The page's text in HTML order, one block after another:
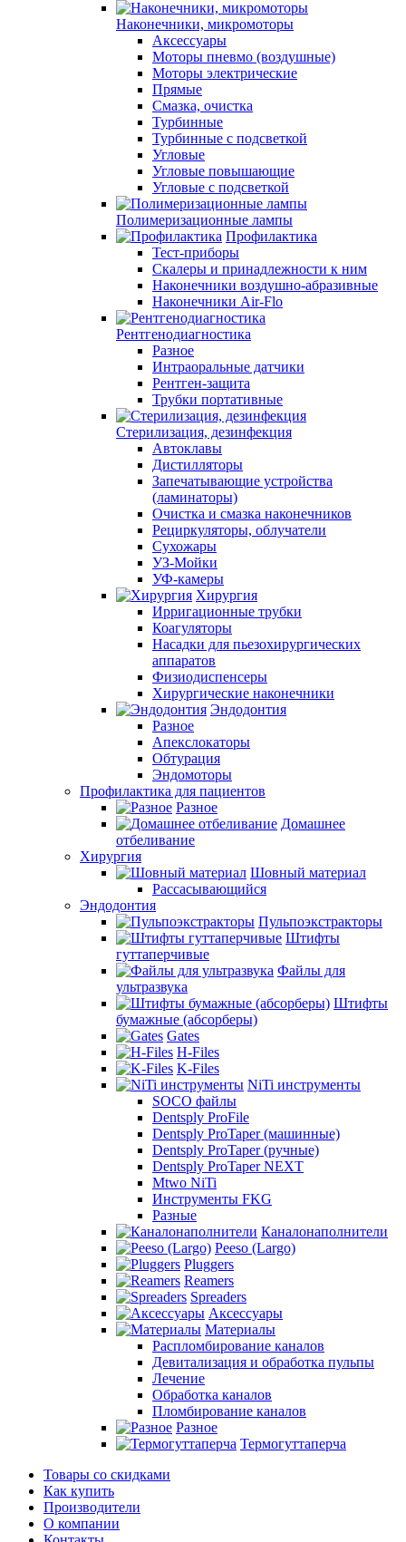
Наконечники, микромоторы
Аксессуары
Моторы пневмо (воздушные)
Моторы электрические
Прямые
Смазка, очистка
Турбинные
Турбинные с подсветкой
Угловые
Угловые повышающие
Угловые с подсветкой
Полимеризационные лампы
Профилактика
Тест-приборы
Скалеры и принадлежности к ним
Наконечники воздушно-абразивные
Наконечники Air-Flo
Рентгенодиагностика
Разное
Интраоральные датчики
Рентген-защита
Трубки портативные
Стерилизация, дезинфекция
Автоклавы
Дистилляторы
Запечатывающие устройства
(ламинаторы)
Очистка и смазка наконечников
Рециркуляторы, облучатели
Сухожары
УЗ-Мойки
УФ-камеры
Хирургия
Ирригационные трубки
Коагуляторы
Насадки для пьезохирургических
аппаратов
Физиодиспенсеры
Хирургические наконечники
Эндодонтия
Разное
Апекслокаторы
Обтурация
Эндомоторы
Профилактика для пациентов
Разное
Домашнее
отбеливание
Хирургия
Шовный материал
Рассасывающийся
Эндодонтия
Пульпоэкстракторы
Штифты
гуттаперчивые
Файлы для
ультразвука
Штифты
бумажные (абсорберы)
Gates
H-Files
K-Files
NiTi инструменты
SOCO файлы
Dentsply ProFile
Dentsply ProTaper (машинные)
Dentsply ProTaper (ручные)
Dentsply ProTaper NEXT
Mtwo NiTi
Инструменты FKG
Разные
Каналонаполнители
Peeso (Largo)
Pluggers
Reamers
Spreaders
Аксессуары
Материалы
Распломбирование каналов
Девитализация и обработка пульпы
Лечение
Обработка каналов
Пломбирование каналов
Разное
Термогуттаперча
Товары со скидками
Как купить
Производители
О компании